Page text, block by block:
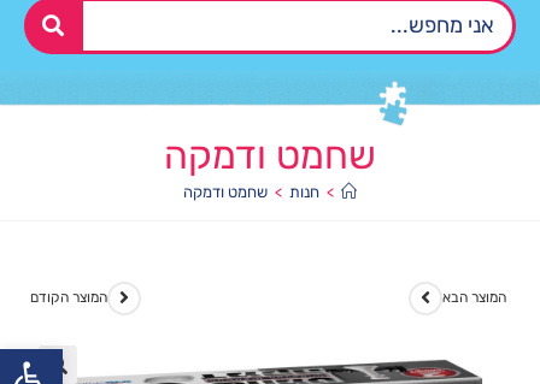
שחמט ודמקה
> חנות > שחמט ודמקה
המוצר הקודם המוצר הבא